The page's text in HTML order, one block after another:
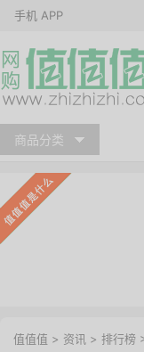
手机 APP
商品分类
值值值 > 资讯 > 排行榜